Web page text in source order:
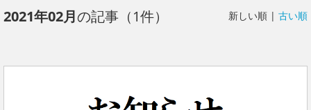
2021年02月の記事（1件） 新しい順 | 古い順